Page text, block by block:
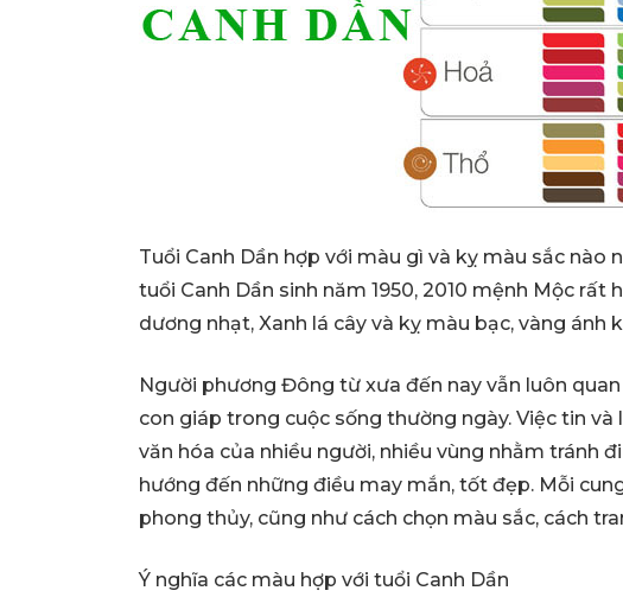
Tuổi Canh Dần hợp với màu gì và kỵ màu sắc
tuổi Canh Dần sinh năm 1950, 2010 mệnh Mộc rất
dương nhạt, Xanh lá cây và kỵ màu bạc, vàng ánh
Người phương Đông từ xưa đến nay vẫn luôn
con giáp trong cuộc sống thường ngày. Việc tin
văn hóa của nhiều người, nhiều vùng nhằm tránh
hướng đến những điều may mắn, tốt đẹp. Mỗi
phong thủy, cũng như cách chọn màu sắc, cách
Ý nghĩa các màu hợp với tuổi Canh Dần